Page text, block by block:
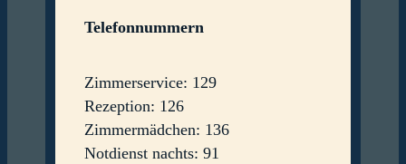
Telefonnummern
Zimmerservice: 129
Rezeption: 126
Zimmermädchen: 136
Notdienst nachts: 91